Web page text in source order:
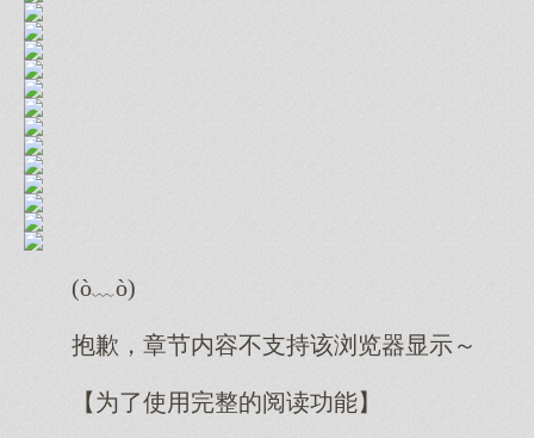
(ò﹏ò)
抱歉，章节内容不支持该浏览器显示～
【为了使用完整的阅读功能】